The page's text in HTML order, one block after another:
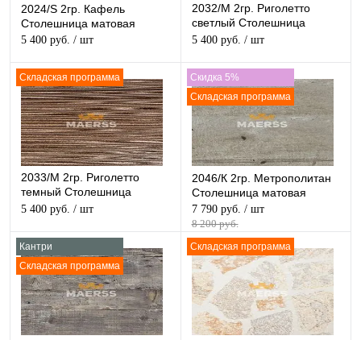
2024/S 2гр. Кафель
Столешница матовая
5 400 руб. / шт
2032/M 2гр. Риголетто
светлый Столешница
структурная
5 400 руб. / шт
Складская программа
2033/M 2гр. Риголетто
темный Столешница
структурная
5 400 руб. / шт
Скидка 5%
Складская программа
2046/К 2гр. Метрополитан
Столешница матовая
7 790 руб. / шт
8 200 руб.
Кантри
Складская программа
Складская программа